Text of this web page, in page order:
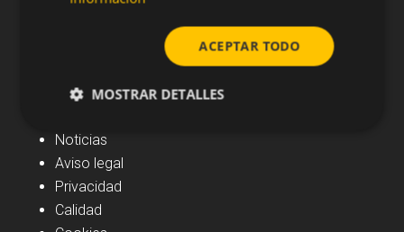
Navegación
Noticias
Aviso legal
Privacidad
Calidad
ACEPTAR TODO
MOSTRAR DETALLES